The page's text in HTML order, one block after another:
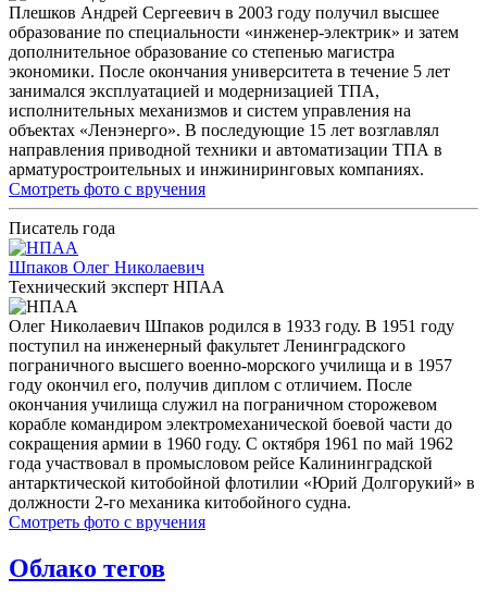
Плешков Андрей Сергеевич в 2003 году получил высшее
образование по специальности «инженер-электрик» и затем
дополнительное образование со степенью магистра
экономики. После окончания университета в течение 5 лет
занимался эксплуатацией и модернизацией ТПА,
исполнительных механизмов и систем управления на
объектах «Ленэнерго». В последующие 15 лет возглавлял
направления приводной техники и автоматизации ТПА в
арматуростроительных и инжиниринговых компаниях.
Смотреть фото с вручения
Писатель года
Шпаков Олег Николаевич
Технический эксперт НПАА
Олег Николаевич Шпаков родился в 1933 году. В 1951 году
поступил на инженерный факультет Ленинградского
пограничного высшего военно-морского училища и в 1957
году окончил его, получив диплом с отличием. После
окончания училища служил на пограничном сторожевом
корабле командиром электромеханической боевой части до
сокращения армии в 1960 году. С октября 1961 по май 1962
года участвовал в промысловом рейсе Калининградской
антарктической китобойной флотилии «Юрий Долгорукий» в
должности 2-го механика китобойного судна.
Смотреть фото с вручения
Облако тегов